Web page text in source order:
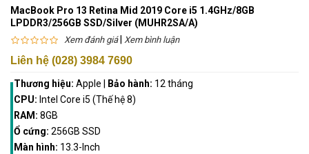
MacBook Pro 13 Retina Mid 2019 Core i5 1.4GHz/8GB
LPDDR3/256GB SSD/Silver (MUHR2SA/A)
Xem đánh giá| Xem bình luận
Liên hệ (028) 3984 7690
Thương hiệu: Apple Bảo hành: 12 tháng
CPU: Intel Core i5 (Thế hệ 8)
RAM: 8GB
Ổ cứng: 256GB SSD
Màn hình: 13.3-Inch